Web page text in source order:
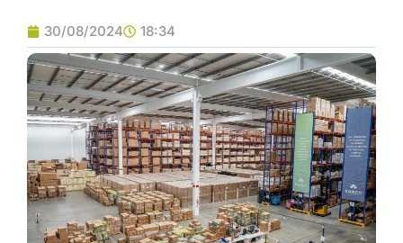
30/08/2024 18:34